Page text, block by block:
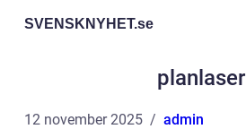
SVENSKNYHET.se
planlaser
12 november 2025 admin